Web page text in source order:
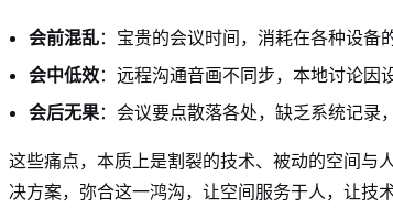
会前混乱：宝贵的会议时间，消耗在各种设备
会中低效：远程沟通音画不同步，本地讨论因
会后无果：会议要点散落各处，缺乏系统记录
这些痛点，本质上是割裂的技术、被动的空间与
决方案，弥合这一鸿沟，让空间服务于人，让技